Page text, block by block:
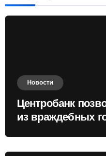
Новости
Центробанк
из враждебных